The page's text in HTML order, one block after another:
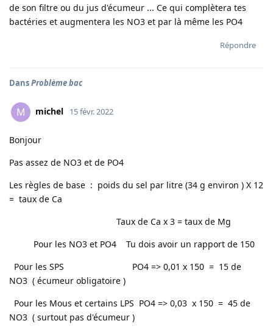
de son filtre ou du jus d'écumeur ... Ce qui complètera tes
bactéries et augmentera les NO3 et par là même les PO4
Répondre
DansProblème bac
M michel 15 févr. 2022
Bonjour
Pas assez de NO3 et de PO4
Les règles de base : poids du sel par litre (34 g environ ) X 12
= taux de Ca
Taux de Ca x 3 = taux de Mg
Pour les NO3 et PO4 Tu dois avoir un rapport de 150
Pour les SPS PO4 => 0,01 x 150 = 15 de
NO3 ( écumeur obligatoire )
Pour les Mous et certains LPS PO4 => 0,03 x 150 = 45 de
NO3 ( surtout pas d'écumeur )